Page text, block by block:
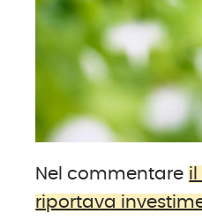
Nel commentare il
riportava